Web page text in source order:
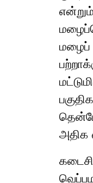
மழைப்
அதிக